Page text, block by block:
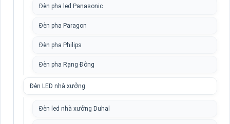
Đèn pha led Panasonic
Đèn pha Paragon
Đèn pha Philips
Đèn pha Rạng Đông
Đèn LED nhà xưởng
Đèn led nhà xưởng Duhal